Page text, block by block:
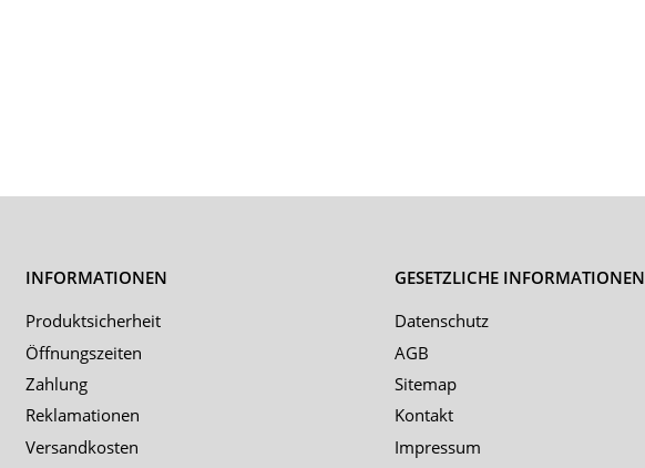
INFORMATIONEN
Produktsicherheit
Öffnungszeiten
Zahlung
Reklamationen
Versandkosten
GESETZLICHE INFORMATIONEN
Datenschutz
AGB
Sitemap
Kontakt
Impressum